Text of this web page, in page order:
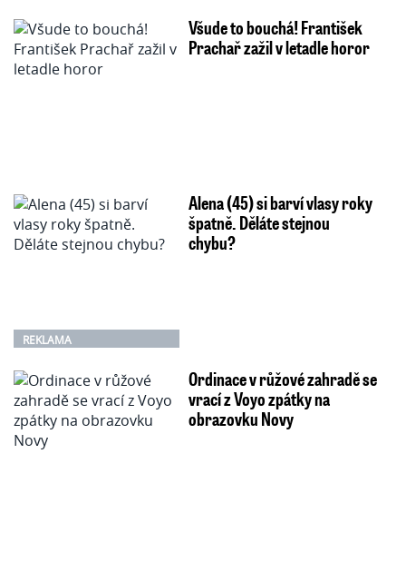
Všude to bouchá! František
Prachař zažil v letadle horor
REKLAMA
Alena (45) si barví vlasy roky
špatně. Děláte stejnou
chybu?
Ordinace v růžové zahradě se
vrací z Voyo zpátky na
obrazovku Novy